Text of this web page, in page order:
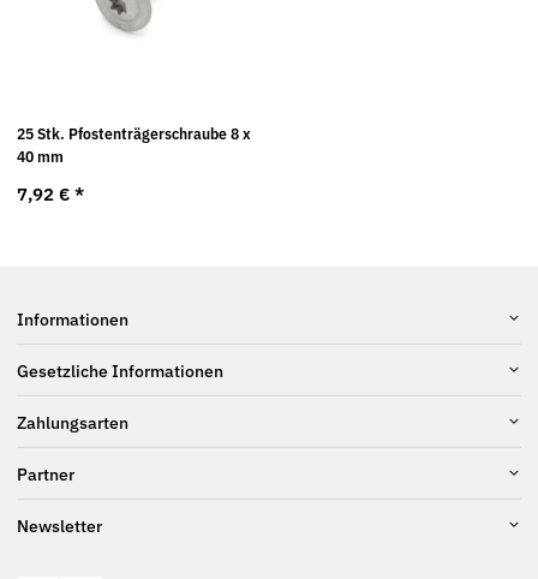
25 Stk. Pfostenträgerschraube 8 x
40 mm
7,92 € *
Informationen
Gesetzliche Informationen
Zahlungsarten
Partner
Newsletter